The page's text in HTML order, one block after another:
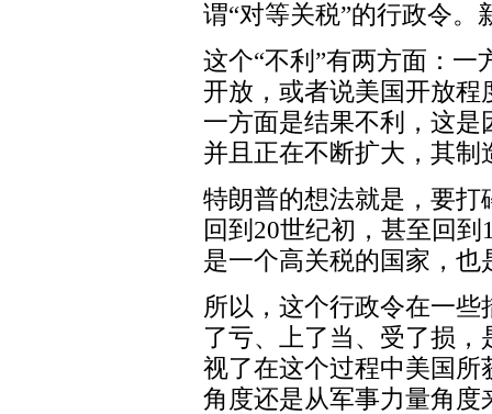
谓“对等关税”的行政令。
这个“不利”有两方面：
开放，或者说美国开放
一方面是结果不利，这
并且正在不断扩大，其制
特朗普的想法就是，要
回到20世纪初，甚至回
是一个高关税的国家，
所以，这个行政令在一
了亏、上了当、受了损
视了在这个过程中美国
角度还是从军事力量角